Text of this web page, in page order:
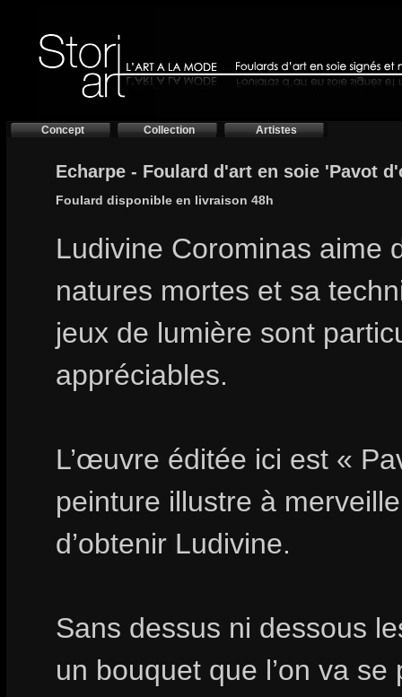
Concept Collection Artistes
Echarpe - Foulard d'art en soie 'Pavot
Foulard disponible en livraison 48h
Ludivine Corominas aime
natures mortes et sa
jeux de lumière sont
appréciables.
L’œuvre éditée ici est «
peinture illustre à
d’obtenir Ludivine.
Sans dessus ni dessous
un bouquet que l’on va